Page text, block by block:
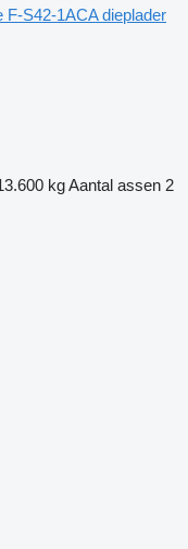
F-S42-1ACA dieplader
kgAantal assen 2